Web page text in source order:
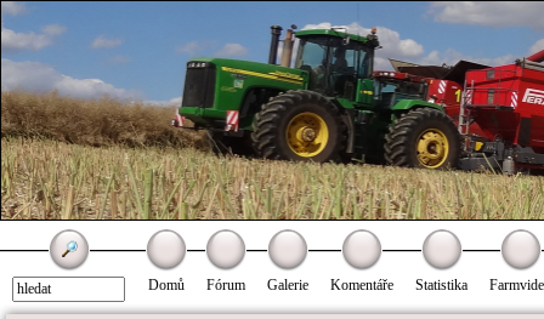
Domů Fórum Galerie Komentáře Statistika